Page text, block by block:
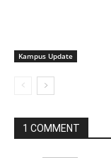
Kampus Update
1 COMMENT